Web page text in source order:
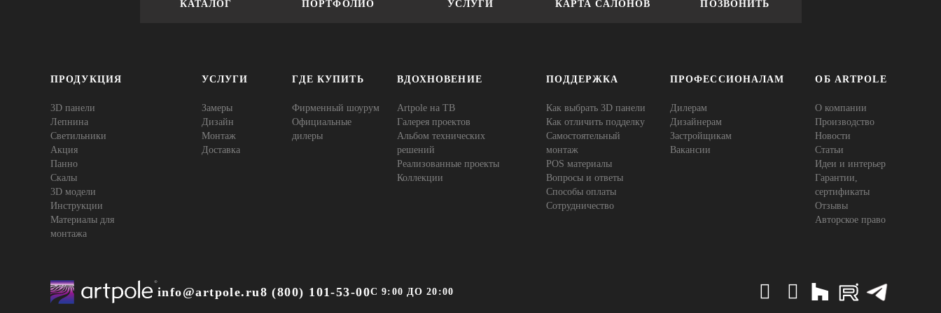
КАТАЛОГ ПОРТФОЛИО УСЛУГИ КАРТА САЛОНОВ ПОЗВОНИТЬ
ПРОДУКЦИЯ
3D панели
Лепнина
Cветильники
Акция
Панно
Скалы
3D модели
Инструкции
Материалы для
монтажа
УСЛУГИ
Замеры
Дизайн
Монтаж
Доставка
ГДЕ КУПИТЬ
Фирменный шоурум
Официальные
дилеры
ВДОХНОВЕНИЕ
Artpole на ТВ
Галерея проектов
Альбом технических
решений
Реализованные проекты
Коллекции
ПОДДЕРЖКА
Как выбрать 3D панели
Как отличить подделку
Самостоятельный
монтаж
POS материалы
Вопросы и ответы
Способы оплаты
Сотрудничество
ПРОФЕССИОНАЛАМ
Дилерам
Дизайнерам
Застройщикам
Вакансии
ОБ ARTPOLE
О компании
Производство
Новости
Статьи
Идеи и интерьер
Гарантии,
сертификаты
Отзывы
Авторское право
info@artpole.ru8 (800) 101-53-00С 9:00 ДО 20:00